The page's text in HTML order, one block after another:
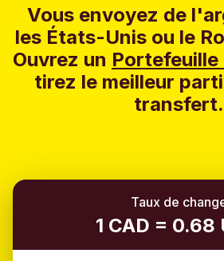
Vous envoyez de
les États-Unis ou le
Ouvrez un Portefeuille
tirez le meilleur
transfert.
Taux de
1 CAD = 0.68